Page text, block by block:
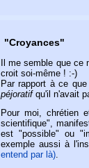
"Croyances"
Il me semble que ce
croit soi-même ! :-)
Par rapport à ce
péjoratifqu'il n'avait
Pour moi, chrétien
scientifique",
est "possible" ou
exemple aussi à
entend par là).